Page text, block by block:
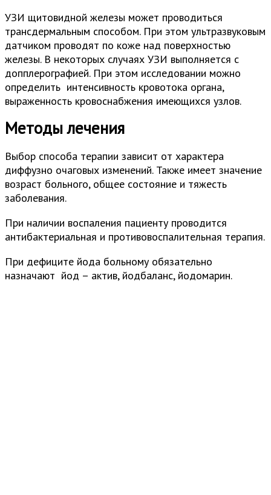
УЗИ щитовидной железы может проводиться
трансдермальным способом. При этом ультразвуковым
датчиком проводят по коже над поверхностью
железы. В некоторых случаях УЗИ выполняется с
допплерографией. При этом исследовании можно
определить интенсивность кровотока органа,
выраженность кровоснабжения имеющихся узлов.
Методы лечения
Выбор способа терапии зависит от характера
диффузно очаговых изменений. Также имеет значение
возраст больного, общее состояние и тяжесть
заболевания.
При наличии воспаления пациенту проводится
антибактериальная и противовоспалительная терапия.
При дефиците йода больному обязательно
назначают йод – актив, йодбаланс, йодомарин.